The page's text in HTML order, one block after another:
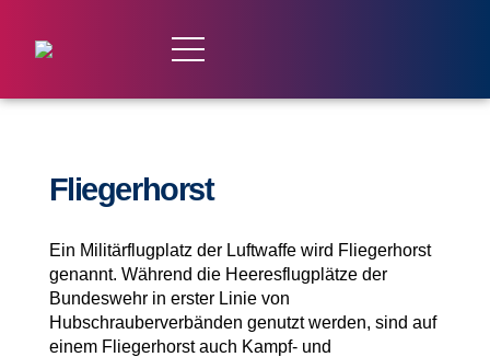
Fliegerhorst
Ein Militärflugplatz der Luftwaffe wird Fliegerhorst
genannt. Während die Heeresflugplätze der
Bundeswehr in erster Linie von
Hubschrauberverbänden genutzt werden, sind auf
einem Fliegerhorst auch Kampf- und